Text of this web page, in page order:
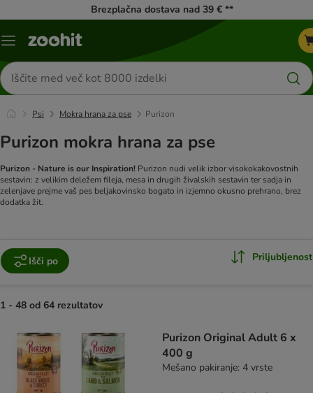
Brezplačna dostava nad 39 € **
Meni
Iskanje
izdelkov
Psi Mokra hrana za pse Purizon
Purizon mokra hrana za pse
Purizon - Nature is our Inspiration! Purizon nudi velik izbor visokokakovostnih
sestavin: z velikim deležem fileja, mesa in drugih živalskih sestavin ter sadja in
zelenjave prejme vaš pes beljakovinsko bogato in izjemno okusno prehrano, brez
dodatka žit.
Išči po Priljubljenost
1 - 48 od 64 rezultatov
Purizon Original Adult 6 x
400 g
Mešano pakiranje: 4 vrste